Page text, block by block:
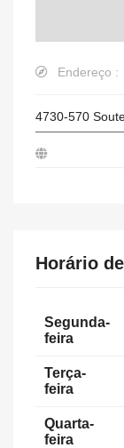
Endereço :
4730-570
Horário
Segunda-
feira
Terça-
feira
Quarta-
feira